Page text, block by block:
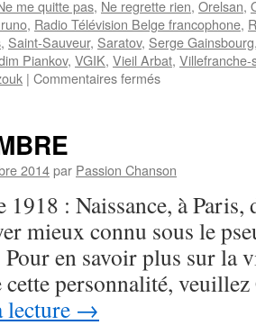
me quitte pas, Ne regrette rien, Orelsan,
, Radio Télévision Belge francophone,
, Saint-Sauveur, Saratov, Serge Gainsbourg
Piankov, VGIK, Vieil Arbat, Villefranche-
| Commentaires ferméssur
2014par Passion Chanson
1918 : Naissance, à
mieux connu sous le
en savoir plus sur la
cette personnalité,
lecture →